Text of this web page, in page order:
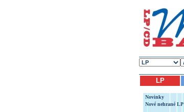
LP
Novinky
Nové nehrané LP